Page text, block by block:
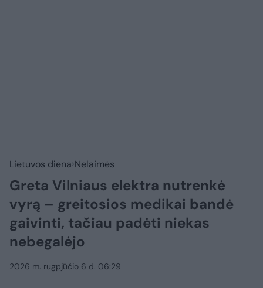
Lietuvos diena Nelaimės
Greta Vilniaus elektra nutrenkė
vyrą – greitosios medikai bandė
gaivinti, tačiau padėti niekas
nebegalėjo
2026 m. rugpjūčio 6 d. 06:29